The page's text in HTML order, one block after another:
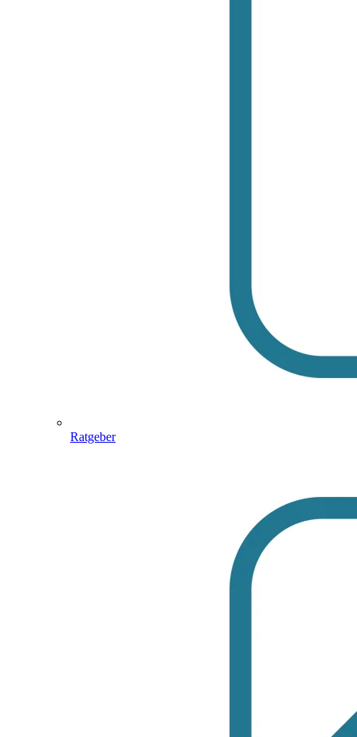
Ratgeber